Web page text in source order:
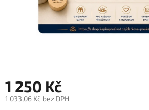
1 250 Kč
1 033,06 Kč bez DPH